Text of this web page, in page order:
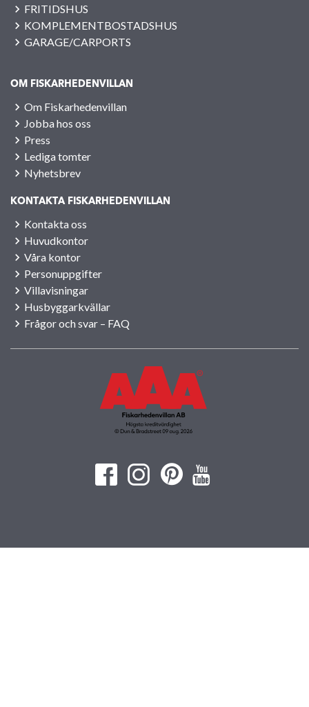
FRITIDSHUS
KOMPLEMENTBOSTADSHUS
GARAGE/CARPORTS
OM FISKARHEDENVILLAN
Om Fiskarhedenvillan
Jobba hos oss
Press
Lediga tomter
Nyhetsbrev
KONTAKTA FISKARHEDENVILLAN
Kontakta oss
Huvudkontor
Våra kontor
Personuppgifter
Villavisningar
Husbyggarkvällar
Frågor och svar – FAQ